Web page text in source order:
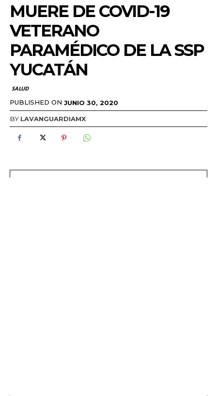
MUERE DE COVID-19
VETERANO
PARAMÉDICO DE LA SSP
YUCATÁN
SALUD
PUBLISHED ON JUNIO 30, 2020
BY LAVANGUARDIAMX